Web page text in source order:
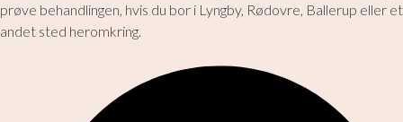
prøve behandlingen, hvis du bor i Lyngby, Rødovre, Ballerup eller et
andet sted heromkring.